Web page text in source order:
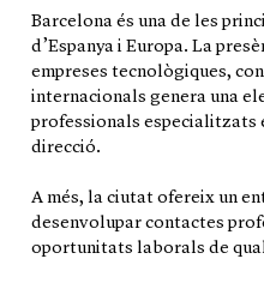
Barcelona és una de les
d’Espanya i Europa. La
empreses tecnològiques,
internacionals genera una
professionals especialitzats
direcció.
A més, la ciutat ofereix un
desenvolupar contactes
oportunitats laborals de